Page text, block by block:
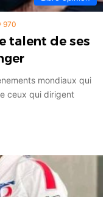
970
talent de ses
mondiaux qui
ceux qui dirigent